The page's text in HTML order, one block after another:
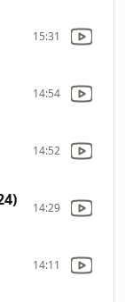
15:31
14:54
14:52
14:29
14:11